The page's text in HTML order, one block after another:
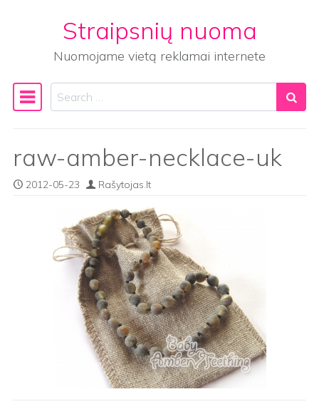
Straipsnių nuoma
Nuomojame vietą reklamai internete
Main Navigation
Search
raw-amber-necklace-uk
2012-05-23 Rašytojas.lt